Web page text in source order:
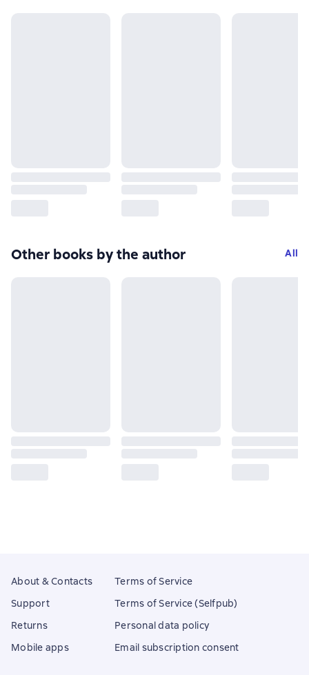
Other books by the author All
About & Contacts
Support
Returns
Mobile apps
Terms of Service
Terms of Service (Selfpub)
Personal data policy
Email subscription consent